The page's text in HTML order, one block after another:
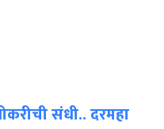
संधी.. दरमहा